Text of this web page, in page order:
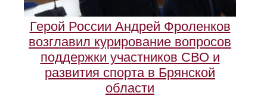
Герой России Андрей Фроленков
возглавил курирование вопросов
поддержки участников СВО и
развития спорта в Брянской
области